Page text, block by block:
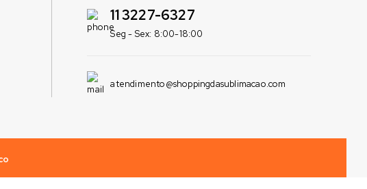
11 3227-6327
Seg - Sex: 8:00-18:00
atendimento@shoppingdasublimacao.com